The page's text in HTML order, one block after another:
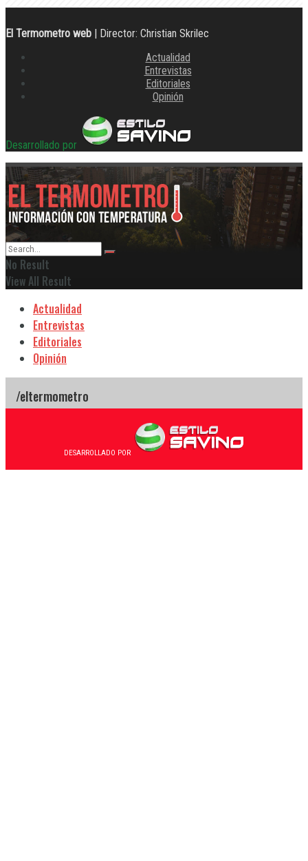
El Termometro web | Director: Christian Skrilec
Actualidad
Entrevistas
Editoriales
Opinión
Desarrollado por
No Result
View All Result
Actualidad
Entrevistas
Editoriales
Opinión
DESARROLLADO POR